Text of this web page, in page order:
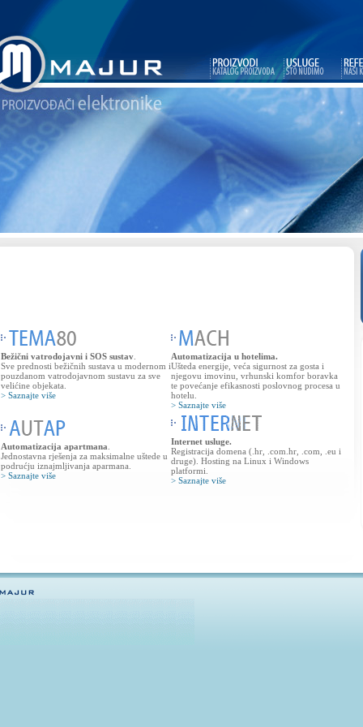
Bežični vatrodojavni i SOS sustav.
Sve prednosti bežičnih sustava u modernom i
pouzdanom vatrodojavnom sustavu za sve
velićine objekata.
> Saznajte više
Automatizacija apartmana
Jednostavna rješenja za maksimalne uštede u
podrućju iznajmljivanja aparmana.
> Saznajte više
Automatizacija u hotelima.
Ušteda energije, veća sigurnost za gosta i
njegovu imovinu, vrhunski komfor boravka
te povećanje efikasnosti poslovnog procesa u
hotelu.
> Saznajte više
Internet usluge.
Registracija domena (.hr, .com.hr, .com, .eu i
druge). Hosting na Linux i Windows
platformi.
> Saznajte više